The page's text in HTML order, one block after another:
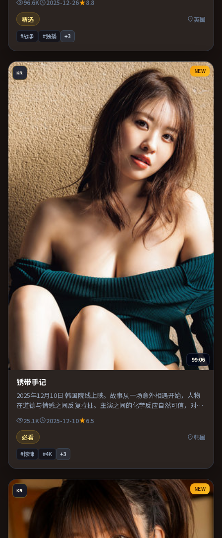
96.6K 2025-12-26
8.8
精选
英国
#战争 #独播 +3
KR NEW
99:06
锈带手记
2025年12月10日 韩国院线上映。故事从一场意外相遇开始，人物
在道德与情感之间反复拉扯。主演之间的化学反应自然可信，对手
戏张力贯穿全片。整体完成度较高，适合周末一口气看完。
25.1K 2025-12-10
6.5
必看
韩国
#惊悚 #4K +3
KR NEW